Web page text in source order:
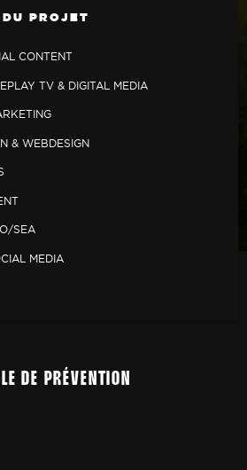
PROJET
CONTENT
TV & DIGITAL MEDIA
& WEBDESIGN
SEA
MEDIA
DE PRÉVENTION